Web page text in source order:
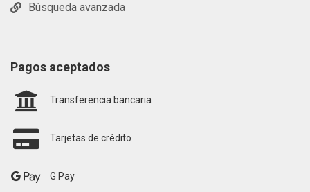
Búsqueda avanzada
Pagos aceptados
Transferencia bancaria
Tarjetas de crédito
G Pay